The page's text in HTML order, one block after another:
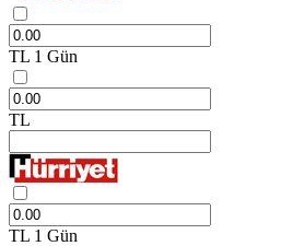
TL 1 Gün
TL
TL 1 Gün